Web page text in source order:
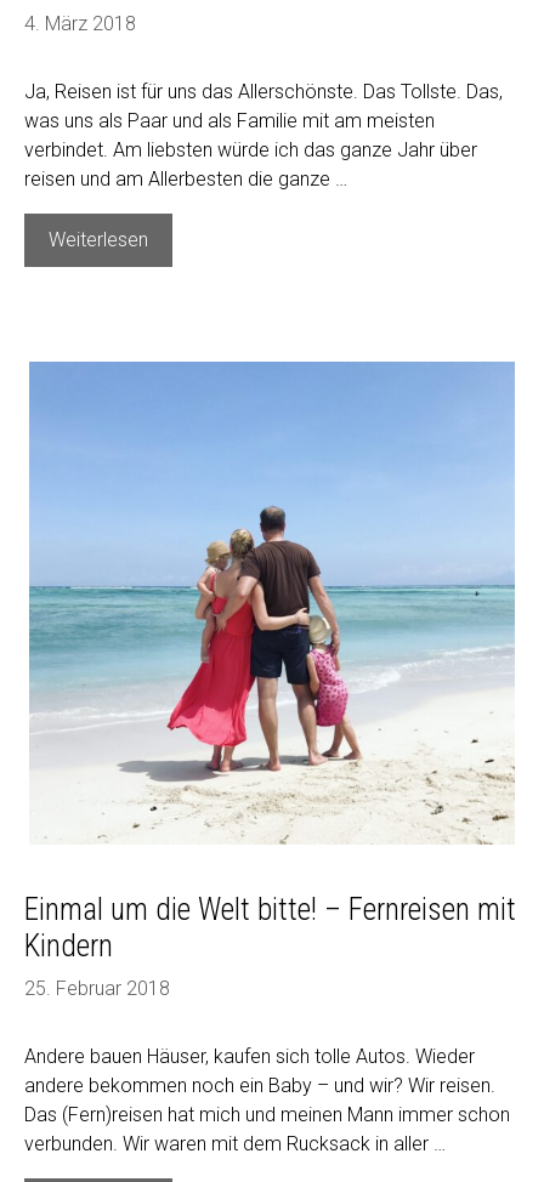
4. März 2018
Ja, Reisen ist für uns das Allerschönste. Das Tollste. Das,
was uns als Paar und als Familie mit am meisten
verbindet. Am liebsten würde ich das ganze Jahr über
reisen und am Allerbesten die ganze …
Weiterlesen
Familienfernreise:
Einmal um die Welt bitte! – Fernreisen mit
Kindern
25. Februar 2018
Andere bauen Häuser, kaufen sich tolle Autos. Wieder
andere bekommen noch ein Baby – und wir? Wir reisen.
Das (Fern)reisen hat mich und meinen Mann immer schon
verbunden. Wir waren mit dem Rucksack in aller …